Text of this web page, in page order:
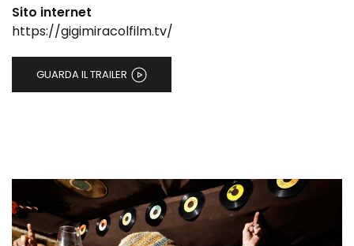
Sito internet
https://gigimiracolfilm.tv/
GUARDA IL TRAILER